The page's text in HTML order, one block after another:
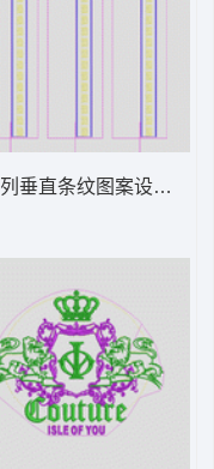
垂直条纹图案设计图